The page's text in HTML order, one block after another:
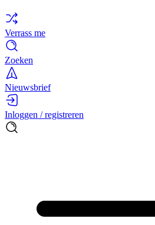
Verrass me
Zoeken
Nieuwsbrief
Inloggen / registreren